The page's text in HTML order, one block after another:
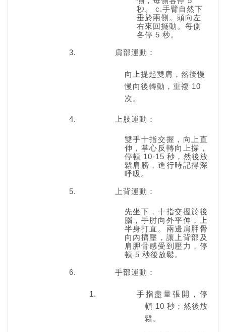
秒。 c.手臂自然下
垂於兩側。頭向左
右來回擺動。每側
各停 5 秒。
肩部運動：
向上提起雙肩，然後慢
慢向後轉動，重複 10
次。
上肢運動：
雙手十指交握，向上直
伸，掌心反轉向上撐，
停頓 10-15 秒，然後放
鬆肩膀，進行時記得深
呼吸。
上背運動：
先坐下，十指交握於後
腦，手肘向外平伸，上
半身打直。兩邊肩胛骨
向內擠壓，讓上背部及
肩胛骨感受到壓力，停
頓 5 秒後放鬆。
手部運動：
手指盡量張開，停
頓 10 秒；然後放
鬆。